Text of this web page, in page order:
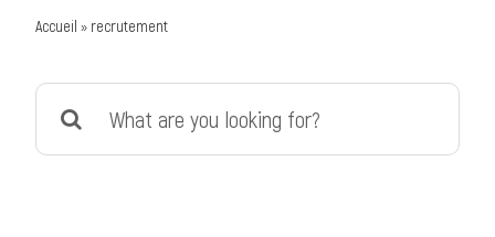
Emplois & Entreprises
Accueil » recrutement
Search